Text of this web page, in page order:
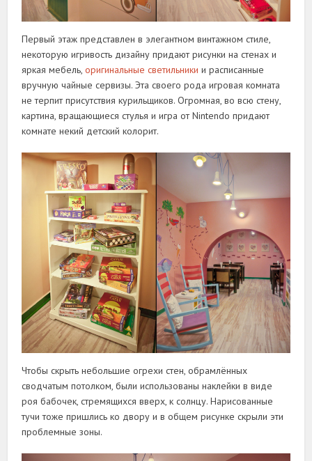
Первый этаж представлен в элегантном винтажном стиле,
некоторую игривость дизайну придают рисунки на стенах и
яркая мебель,оригинальные светильники и расписанные
вручную чайные сервизы. Эта своего рода игровая комната
не терпит присутствия курильщиков. Огромная, во всю стену,
картина, вращающиеся стулья и игра от Nintendo придают
комнате некий детский колорит.
Чтобы скрыть небольшие огрехи стен, обрамлённых
сводчатым потолком, были использованы наклейки в виде
роя бабочек, стремящихся вверх, к солнцу. Нарисованные
тучи тоже пришлись ко двору и в общем рисунке скрыли эти
проблемные зоны.